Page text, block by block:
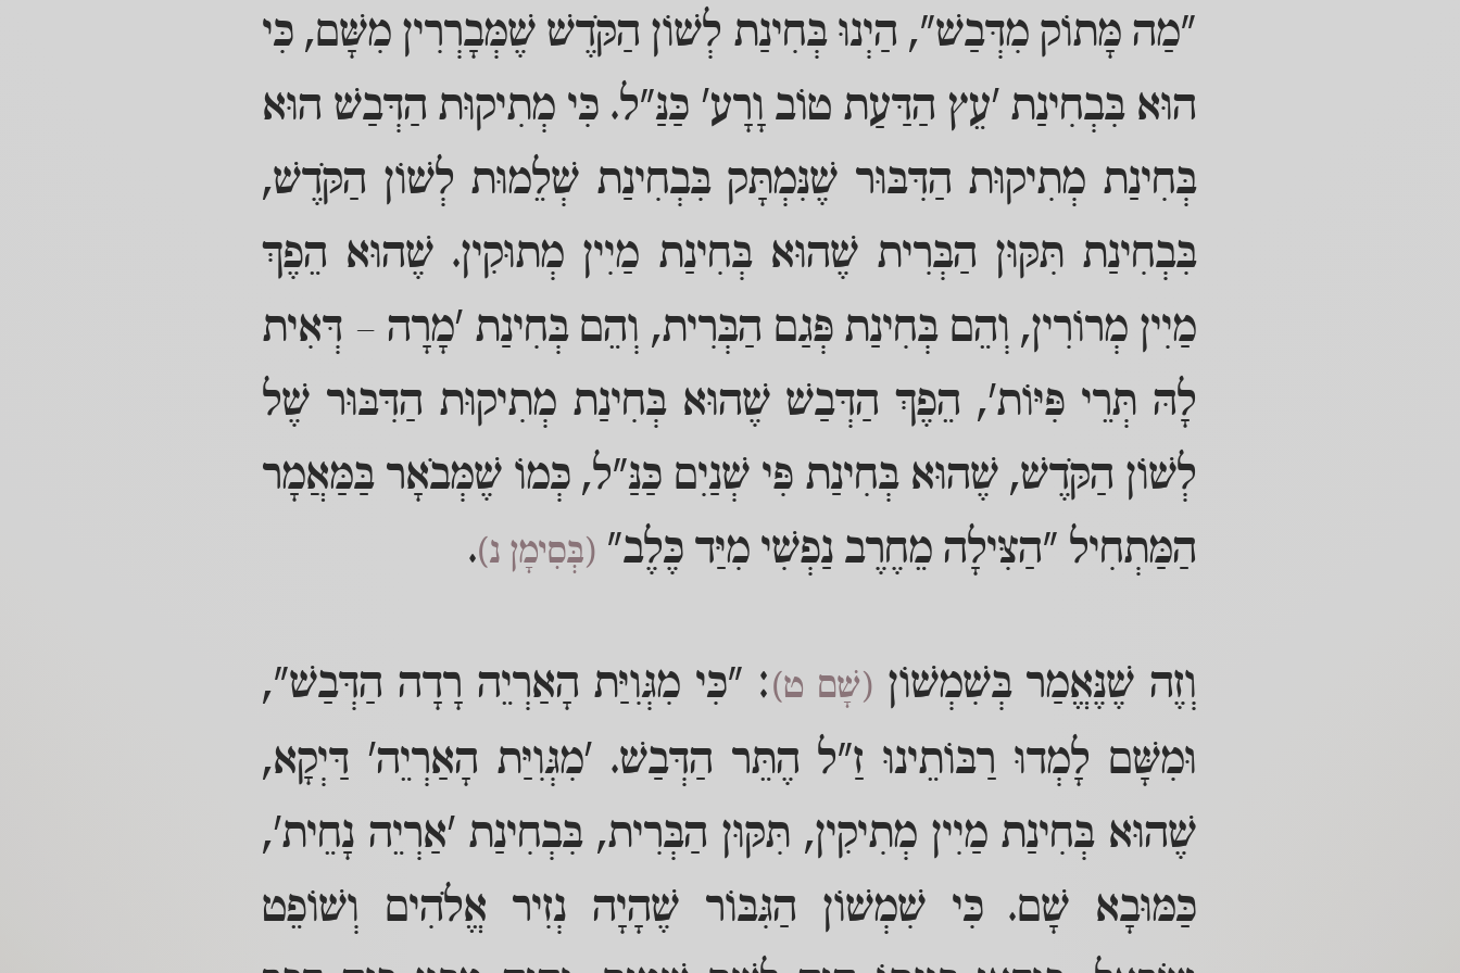
"מַה מָּתוֹק מִדְּבַשׁ", הַיְנוּ בְּחִינַת לְשׁוֹן הַקֹּדֶשׁ שֶׁמְּבָרְרִין מִשָּׁם, כִּי
הוּא בִּבְחִינַת 'עֵץ הַדַּעַת טוֹב וָרָע' כַּנַּ"ל. כִּי מְתִיקוּת הַדְּבַשׁ הוּא
בְּחִינַת מְתִיקוּת הַדִּבּוּר שֶׁנִּמְתָּק בִּבְחִינַת שְׁלֵמוּת לְשׁוֹן הַקֹּדֶשׁ,
בִּבְחִינַת תִּקּוּן הַבְּרִית שֶׁהוּא בְּחִינַת מַיִין מְתוּקִין. שֶׁהוּא הֵפֶךְ
מַיִין מְרוֹרִין, וְהֵם בְּחִינַת פְּגַם הַבְּרִית, וְהֵם בְּחִינַת 'מָרָה – דְּאִית
לָהּ תְּרֵי פִּיּוֹת', הֵפֶךְ הַדְּבַשׁ שֶׁהוּא בְּחִינַת מְתִיקוּת הַדִּבּוּר שֶׁל
לְשׁוֹן הַקֹּדֶשׁ, שֶׁהוּא בְּחִינַת פִּי שְׁנַיִם כַּנַּ"ל, כְּמוֹ שֶׁמְּבֹאָר בַּמַּאֲמָר
הַמַּתְחִיל "הַצִּילָה מֵחֶרֶב נַפְשִׁי מִיַּד כֶּלֶב" (בְּסִימָן נ).
וְזֶה שֶׁנֶּאֱמַר בְּשִׁמְשׁוֹן (שָׁם ט): "כִּי מִגְּוִיַּת הָאַרְיֵה רָדָה הַדְּבַשׁ",
וּמִשָּׁם לָמְדוּ רַבּוֹתֵינוּ זַ"ל הֶתֵּר הַדְּבַשׁ. 'מִגְּוִיַּת הָאַרְיֵה' דַּיְקָא,
שֶׁהוּא בְּחִינַת מַיִין מְתִיקִין, תִּקּוּן הַבְּרִית, בִּבְחִינַת 'אַרְיֵה נָחֵית',
כַּמּוּבָא שָׁם. כִּי שִׁמְשׁוֹן הַגִּבּוֹר שֶׁהָיָה נְזִיר אֱלֹהִים וְשׁוֹפֵט